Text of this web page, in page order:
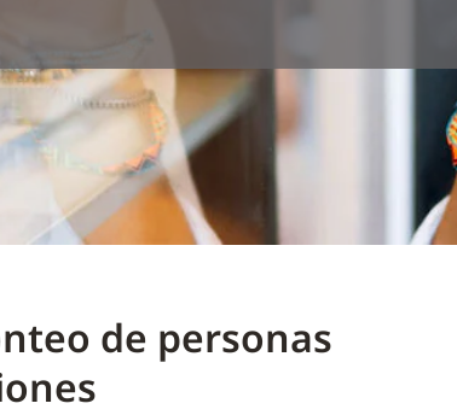
de personas